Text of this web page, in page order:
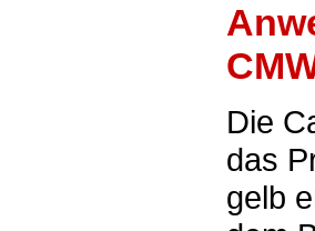
Die
das
gelb